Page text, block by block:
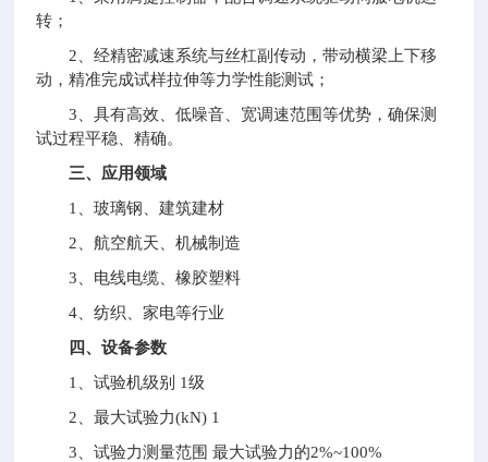
转；
2、经精密减速系统与丝杠副传动，带动横梁上下移
动，精准完成试样拉伸等力学性能测试；
3、具有高效、低噪音、宽调速范围等优势，确保测
试过程平稳、精确。
三、应用领域
1、玻璃钢、建筑建材
2、航空航天、机械制造
3、电线电缆、橡胶塑料
4、纺织、家电等行业
四、设备参数
1、试验机级别 1级
2、最大试验力(kN) 1
3、试验力测量范围 最大试验力的2%~100%